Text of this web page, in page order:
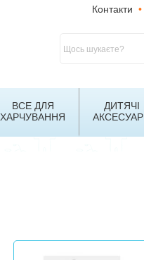
Контакти •
ВСЕ ДЛЯ
ХАРЧУВАННЯ
ДИТЯЧІ